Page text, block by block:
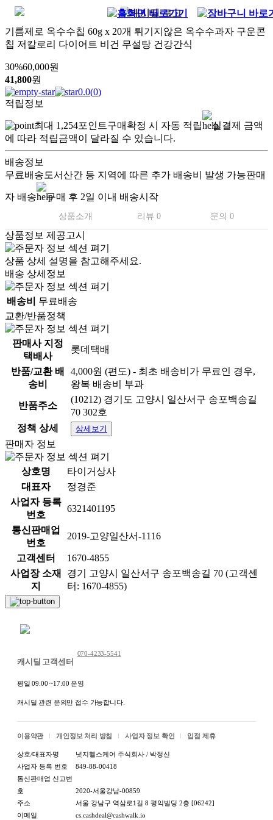
기름제로 옥수수칩 60g x 20개 튀기지않은 옥수수과자 구운콘
칩 저칼로리 다이어트 비건 무설탕 건강간식
30%60,000원
41,800원
0.0(0)
적립정보
최대 1,254포인트구매확정 시 자동 적립
실결제 금액
에 따라 적립금액이 달라질 수 있습니다.
배송정보
무료배송도서산간 등 지역에 따른 추가 배송비 발생 가능판매
자 배송 구매 후 2일 이내 배송시작
상품소개 리뷰 0 문의 0
상품정보 제공고시
상품 상세 설명을 참고해주세요.
배송 상세정보
배송비
무료배송
교환/반품정책
판매사 지정
택배사
롯데택배
반품/교환 배
송비
4,000원 (편도) - 최초 배송비가 무료인 경우,
왕복 배송비 부과
반품주소
(10212) 경기도 고양시 일산서구 송포백송길
70 302호
정책 상세
상세보기
판매자 정보
상호명
타이거상사
대표자
정경준
사업자 등록
번호
6321401195
통신판매업
번호
2019-고양일산서-1116
고객센터
1670-4855
사업장 소재
지
경기 고양시 일산서구 송포백송길 70 (고객센
터: 1670-4855)
캐시딜 고객센터
070-4233-5541
평일 09:00 ~17:00 운영
캐시딜 관련 문의만 접수 가능합니다.
이용약관 개인정보 처리 방침 사업자 정보 확인 입점 제휴
상호/대표자명
넛지헬스케어 주식회사 / 박정신
사업자 등록 번호
849-88-00418
통신판매업 신고번
호
2020-서울강남-00859
주소
서울 강남구 역삼로1길 8 평익빌딩 2층 [06242]
이메일
cs.cashdeal@cashwalk.io